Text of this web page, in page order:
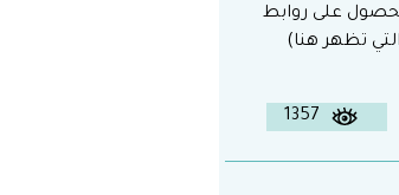
على روابط
تظهر هنا)
1357